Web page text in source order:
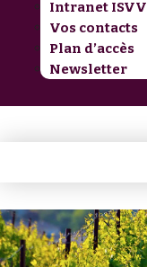
Intranet ISVV
Vos contacts
Plan d’accès
Newsletter